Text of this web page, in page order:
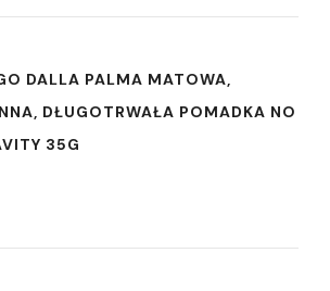
DALLA PALMA MATOWA,
DŁUGOTRWAŁA POMADKA NO
35G